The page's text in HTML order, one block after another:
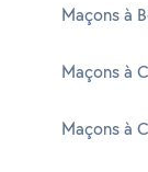
Maçons à
Maçons à
Maçons à